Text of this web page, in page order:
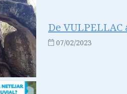
De VULPELLAC
07/02/2023